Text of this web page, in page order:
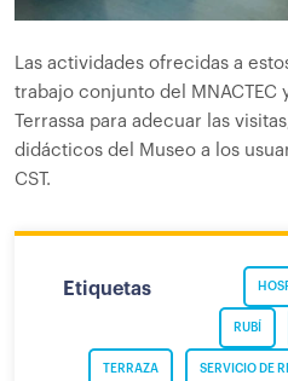
Las actividades ofrecidas a
trabajo conjunto del MNACTEC
Terrassa para adecuar las
didácticos del Museo a los
CST.
Etiquetas
RUBÍ
SERVICIO DE
TERRAZA